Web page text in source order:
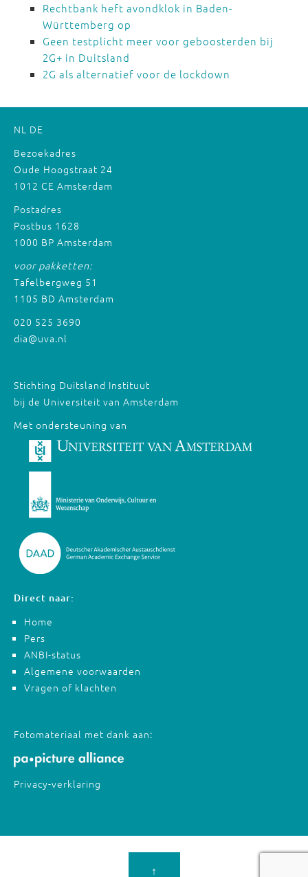
Rechtbank heft avondklok in Baden-
Württemberg op
Geen testplicht meer voor geboosterden bij
2G+ in Duitsland
2G als alternatief voor de lockdown
NL DE
Bezoekadres
Oude Hoogstraat 24
1012 CE Amsterdam
Postadres
Postbus 1628
1000 BP Amsterdam
voor pakketten:
Tafelbergweg 51
1105 BD Amsterdam
020 525 3690
dia@uva.nl
Stichting Duitsland Instituut
bij de Universiteit van Amsterdam
Met ondersteuning van
Direct naar:
Home
Pers
ANBI-status
Algemene voorwaarden
Vragen of klachten
Fotomateriaal met dank aan:
Privacy-verklaring
↑